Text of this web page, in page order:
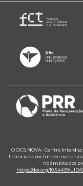
O CICS.NOVA - Centro
financiado por fundos nacionais
no âmbito dos
https://doi.org/10.54499/UID/